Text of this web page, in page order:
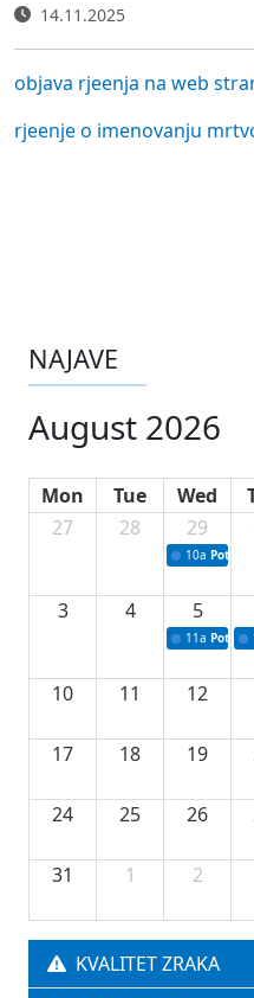
14.11.2025
objava rjeenja na web
rjeenje o imenovanju
NAJAVE
August 2026
Mon Tue Wed
27
28 29
10a
3 4 5
11a
10 11 12
17 18 19
24 25 26
31 1 2
KVALITET ZRAKA